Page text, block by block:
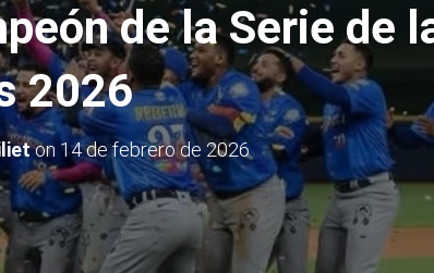
de la Serie de
2026
on 14 de febrero de 2026